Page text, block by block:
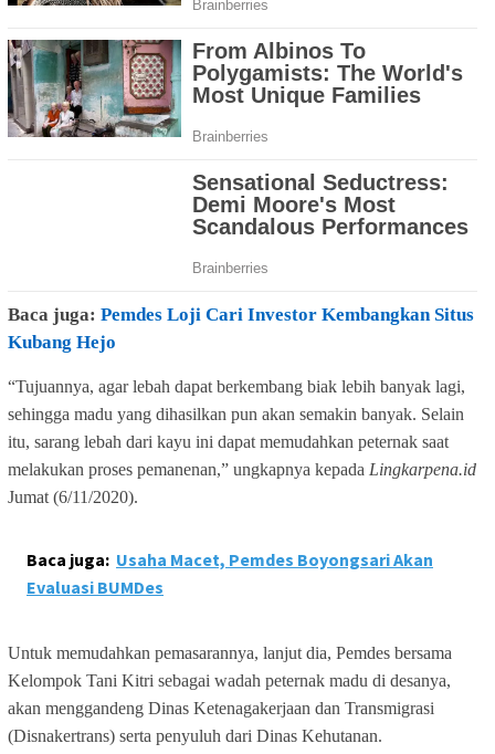
Baca juga: Pemdes Loji Cari Investor Kembangkan Situs
Kubang Hejo
“Tujuannya, agar lebah dapat berkembang biak lebih banyak lagi,
sehingga madu yang dihasilkan pun akan semakin banyak. Selain
itu, sarang lebah dari kayu ini dapat memudahkan peternak saat
melakukan proses pemanenan,” ungkapnya kepada Lingkarpena.id
Jumat (6/11/2020).
Baca juga: Usaha Macet, Pemdes Boyongsari Akan
Evaluasi BUMDes
Untuk memudahkan pemasarannya, lanjut dia, Pemdes bersama
Kelompok Tani Kitri sebagai wadah peternak madu di desanya,
akan menggandeng Dinas Ketenagakerjaan dan Transmigrasi
(Disnakertrans) serta penyuluh dari Dinas Kehutanan.